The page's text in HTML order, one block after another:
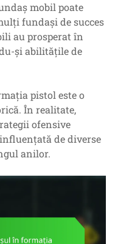
mobil poate
fundași de succes
au prosperat în
și abilitățile de
pistol este o
În realitate,
ofensive
de diverse
anilor.